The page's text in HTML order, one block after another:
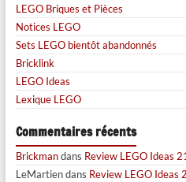
LEGO Briques et Pièces
Notices LEGO
Sets LEGO bientôt abandonnés
Bricklink
LEGO Ideas
Lexique LEGO
Commentaires récents
Brickmandans Review LEGO Ideas
LeMartiendans Review LEGO Ideas